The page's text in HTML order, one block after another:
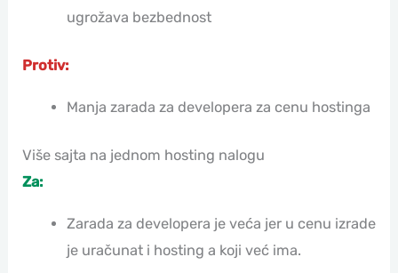
ugrožava bezbednost
Protiv:
Manja zarada za developera za cenu hostinga
Više sajta na jednom hosting nalogu
Za:
Zarada za developera je veća jer u cenu izrade
je uračunat i hosting a koji već ima.